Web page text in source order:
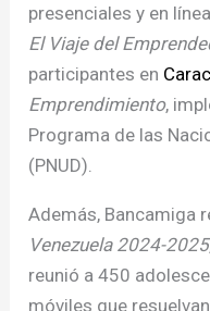
presenciales y en
El Viaje del
participantes en
Emprendimiento,
Programa de las
(PNUD).
Además, Bancamiga
Venezuela 2024-2025
reunió a 450
móviles que